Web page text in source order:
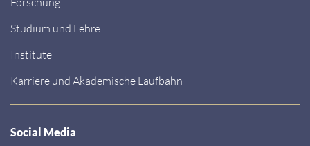
Studium und Lehre
Institute
Karriere und Akademische Laufbahn
Social Media